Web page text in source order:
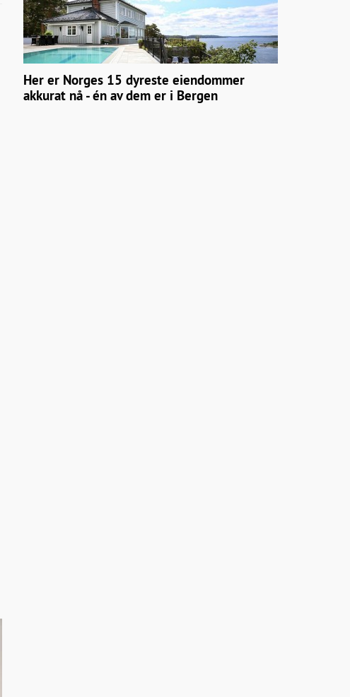
Her er Norges 15 dyreste eiendommer
akkurat nå - én av dem er i Bergen